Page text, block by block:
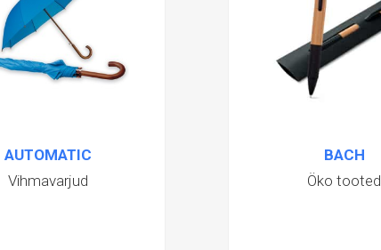
AUTOMATIC
Vihmavarjud
BACH
Öko tooted